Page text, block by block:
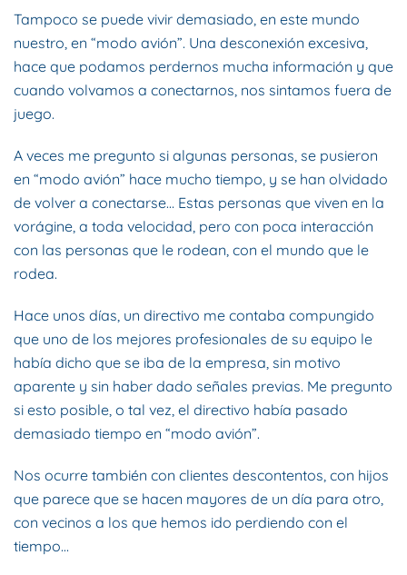
Tampoco se puede vivir demasiado, en este mundo
nuestro, en “modo avión”. Una desconexión excesiva,
hace que podamos perdernos mucha información y que
cuando volvamos a conectarnos, nos sintamos fuera de
juego.
A veces me pregunto si algunas personas, se pusieron
en “modo avión” hace mucho tiempo, y se han olvidado
de volver a conectarse… Estas personas que viven en la
vorágine, a toda velocidad, pero con poca interacción
con las personas que le rodean, con el mundo que le
rodea.
Hace unos días, un directivo me contaba compungido
que uno de los mejores profesionales de su equipo le
había dicho que se iba de la empresa, sin motivo
aparente y sin haber dado señales previas. Me pregunto
si esto posible, o tal vez, el directivo había pasado
demasiado tiempo en “modo avión”.
Nos ocurre también con clientes descontentos, con hijos
que parece que se hacen mayores de un día para otro,
con vecinos a los que hemos ido perdiendo con el
tiempo…